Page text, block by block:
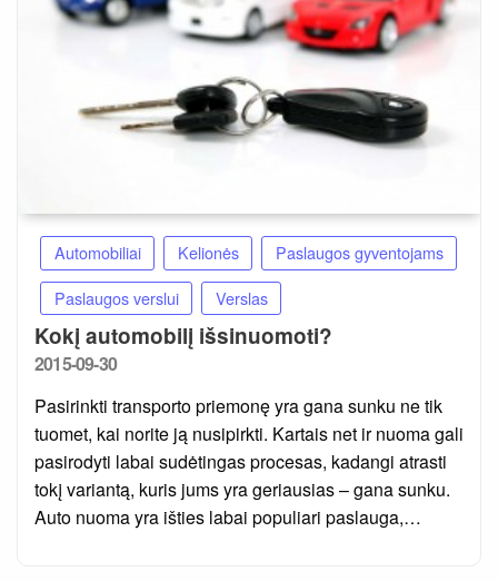
Automobiliai Kelionės
Paslaugos gyventojams
Paslaugos verslui
Verslas
Kokį automobilį išsinuomoti?
Posted
2015-09-30
Pasirinkti transporto priemonę yra gana sunku ne tik
tuomet, kai norite ją nusipirkti. Kartais net ir nuoma gali
pasirodyti labai sudėtingas procesas, kadangi atrasti
tokį variantą, kuris jums yra geriausias – gana sunku.
Auto nuoma yra išties labai populiari paslauga,…